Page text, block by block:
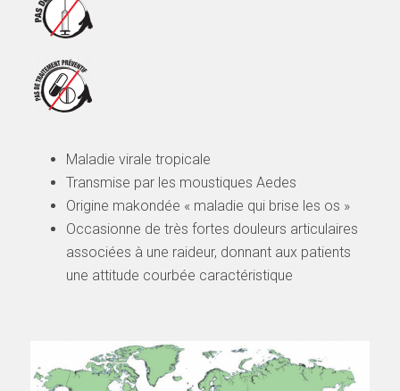
Maladie virale tropicale
Transmise par les moustiques Aedes
Origine makondée « maladie qui brise les os »
Occasionne de très fortes douleurs articulaires
associées à une raideur, donnant aux patients
une attitude courbée caractéristique